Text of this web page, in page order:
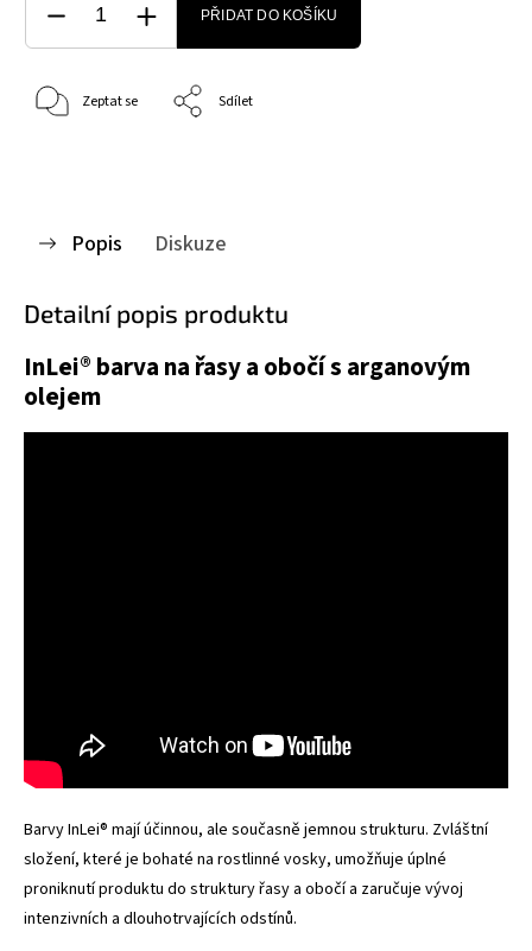
PŘIDAT DO KOŠÍKU
Zeptat se Sdílet
Popis Diskuze
Detailní popis produktu
InLei® barva na řasy a obočí s arganovým
olejem
Barvy InLei® mají účinnou, ale současně jemnou strukturu. Zvláštní
složení, které je bohaté na rostlinné vosky, umožňuje úplné
proniknutí produktu do struktury řasy a obočí a zaručuje vývoj
intenzivních a dlouhotrvajících odstínů.